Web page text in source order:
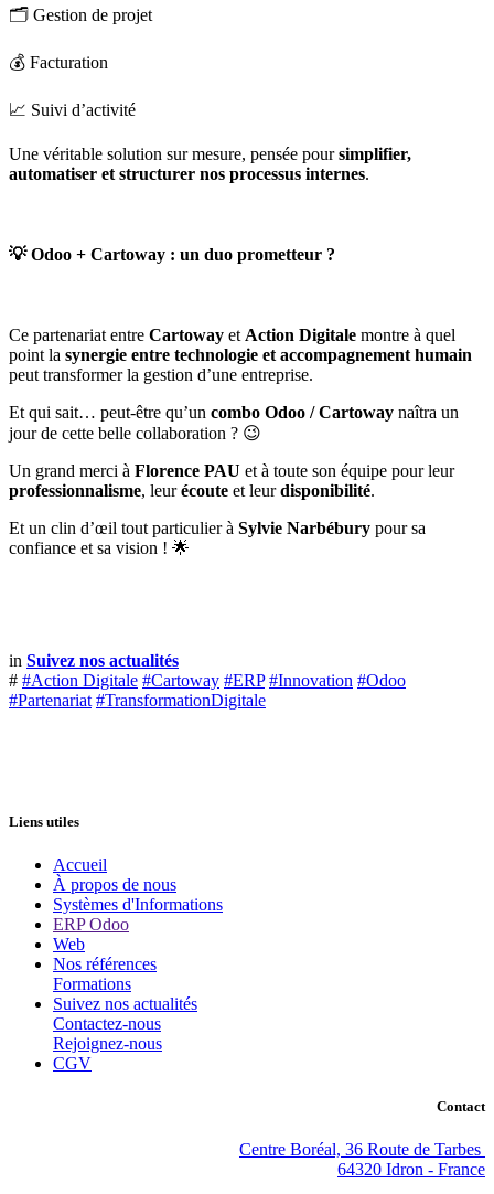
🗂️ Gestion de projet
💰 Facturation
📈 Suivi d’activité
Une véritable solution sur mesure, pensée poursimplifier,
automatiser et structurer nos processus internes.
💡 Odoo + Cartoway : un duo prometteur ?
Ce partenariat entre Cartoway et Action Digitale montre à quel
point la synergie entre technologie et accompagnement humain
peut transformer la gestion d’une entreprise.
Et qui sait… peut-être qu’un combo Odoo / Cartoway naîtra un
jour de cette belle collaboration ? 😉
Un grand merci à Florence PAU et à toute son équipe pour leur
professionnalisme, leurécoute et leurdisponibilité.
Et un clin d’œil tout particulier à Sylvie Narbébury pour sa
confiance et sa vision ! 🌟
in Suivez nos actualités
# #Action Digitale #Cartoway #ERP #Innovation #Odoo
#Partenariat #TransformationDigitale
Liens utiles
Accueil
À propos de nous
Systèmes d'Informations
ERP Odoo
Web
Nos références
Formations
Suivez nos actualités
Contactez-nous
Rejoignez-nous
CGV
Contact
Centre Boréal, 36 Route de Tarbes
64320 Idron - France